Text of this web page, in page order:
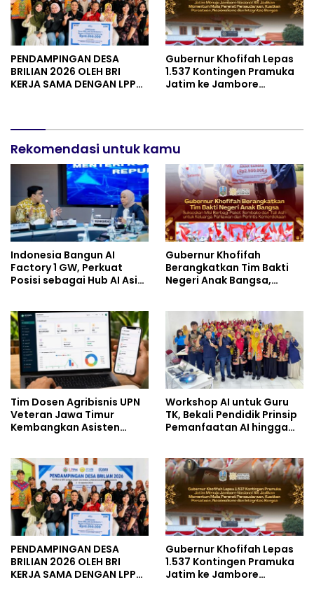
PENDAMPINGAN DESA
BRILIAN 2026 OLEH BRI
KERJA SAMA DENGAN LPPM
Gubernur Khofifah Lepas
1.537 Kontingen Pramuka
Jatim ke Jambore
Semangat Nasionalisme
Rekomendasi untuk kamu
Indonesia Bangun AI
Factory 1 GW, Perkuat
Posisi sebagai Hub AI Asia
Gubernur Khofifah
Berangkatkan Tim Bakti
Negeri Anak Bangsa,
dan Perintis Kemerdekaan
Tim Dosen Agribisnis UPN
Veteran Jawa Timur
Kembangkan Asisten
UMKM
Workshop AI untuk Guru
TK, Bekali Pendidik Prinsip
Pemanfaatan AI hingga
PENDAMPINGAN DESA
BRILIAN 2026 OLEH BRI
KERJA SAMA DENGAN LPPM
Gubernur Khofifah Lepas
1.537 Kontingen Pramuka
Jatim ke Jambore